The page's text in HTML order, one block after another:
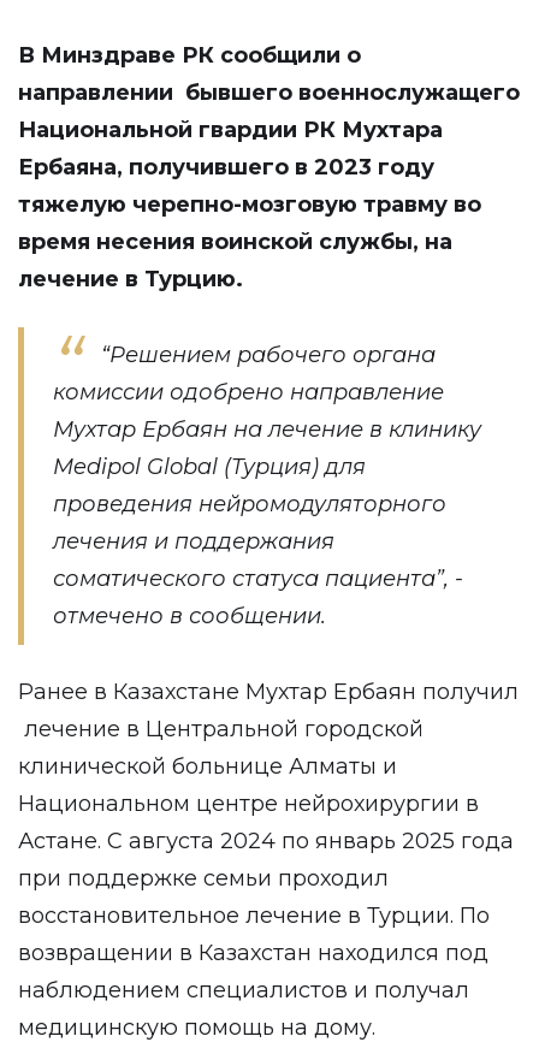
В Минздраве РК сообщили о
направлении бывшего военнослужащего
Национальной гвардии РК Мухтара
Ербаяна, получившего в 2023 году
тяжелую черепно-мозговую травму во
время несения воинской службы, на
лечение в Турцию.
“Решением рабочего органа
комиссии одобрено направление
Мухтар Ербаян на лечение в клинику
Medipol Global (Турция) для
проведения нейромодуляторного
лечения и поддержания
соматического статуса пациента”, -
отмечено в сообщении.
Ранее в Казахстане Мухтар Ербаян получил
лечение в Центральной городской
клинической больнице Алматы и
Национальном центре нейрохирургии в
Астане. С августа 2024 по январь 2025 года
при поддержке семьи проходил
восстановительное лечение в Турции. По
возвращении в Казахстан находился под
наблюдением специалистов и получал
медицинскую помощь на дому.